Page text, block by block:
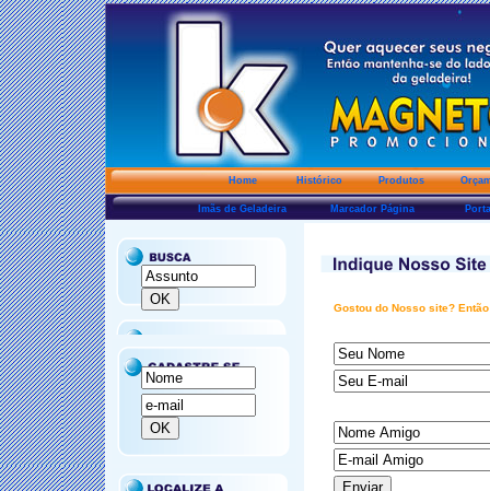
HomeHistóricoProdutos
Imãs de Geladeira Marcador Página
Gostou do Nosso site?